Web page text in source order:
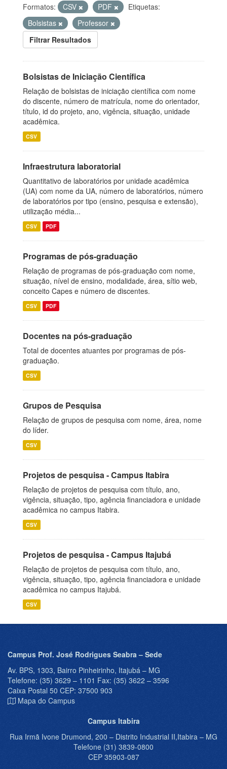
Formatos: CSV PDF
Etiquetas:
Bolsistas
Professor
Filtrar Resultados
Bolsistas de Iniciação Científica
Relação de bolsistas de iniciação científica com nome
do discente, número de matrícula, nome do orientador,
título, id do projeto, ano, vigência, situação, unidade
acadêmica.
CSV
Infraestrutura laboratorial
Quantitativo de laboratórios por unidade acadêmica
(UA) com nome da UA, número de laboratórios, número
de laboratórios por tipo (ensino, pesquisa e extensão),
utilização média...
CSV PDF
Programas de pós-graduação
Relação de programas de pós-graduação com nome,
situação, nível de ensino, modalidade, área, sítio web,
conceito Capes e número de discentes.
CSV PDF
Docentes na pós-graduação
Total de docentes atuantes por programas de pós-
graduação.
CSV
Grupos de Pesquisa
Relação de grupos de pesquisa com nome, área, nome
do líder.
CSV
Projetos de pesquisa - Campus Itabira
Relação de projetos de pesquisa com título, ano,
vigência, situação, tipo, agência financiadora e unidade
acadêmica no campus Itabira.
CSV
Projetos de pesquisa - Campus Itajubá
Relação de projetos de pesquisa com título, ano,
vigência, situação, tipo, agência financiadora e unidade
acadêmica no campus Itajubá.
CSV
Campus Prof. José Rodrigues Seabra – Sede
Av. BPS, 1303, Bairro Pinheirinho, Itajubá – MG
Telefone: (35) 3629 – 1101 Fax: (35) 3622 – 3596
Caixa Postal 50 CEP: 37500 903
Mapa do Campus
Campus Itabira
Rua Irmã Ivone Drumond, 200 – Distrito Industrial II,Itabira – MG
Telefone (31) 3839-0800
CEP 35903-087